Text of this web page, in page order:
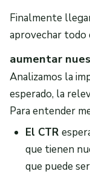
Finalmente
aprovechar todo
aumentar
Analizamos la
esperado, la
Para entender
El CTR
que tienen
que puede